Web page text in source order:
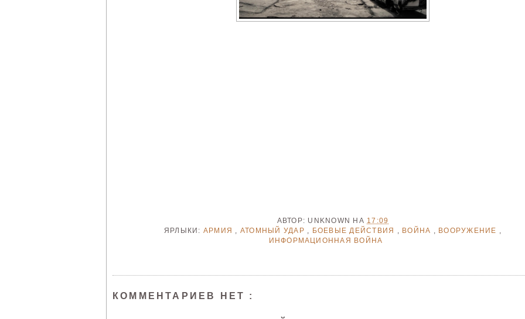
АВТОР: UNKNOWN НА 17:09
ЯРЛЫКИ: АРМИЯ , АТОМНЫЙ УДАР , БОЕВЫЕ ДЕЙСТВИЯ , ВОЙНА , ВООРУЖЕНИЕ ,
ИНФОРМАЦИОННАЯ ВОЙНА
КОММЕНТАРИЕВ НЕТ :